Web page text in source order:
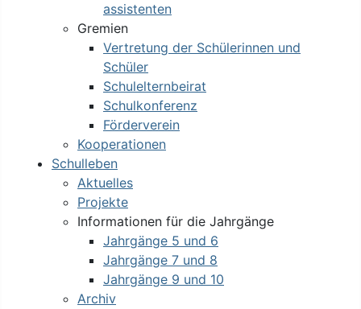
assistenten
Gremien
Vertretung der Schülerinnen und
Schüler
Schulelternbeirat
Schulkonferenz
Förderverein
Kooperationen
Schulleben
Aktuelles
Projekte
Informationen für die Jahrgänge
Jahrgänge 5 und 6
Jahrgänge 7 und 8
Jahrgänge 9 und 10
Archiv